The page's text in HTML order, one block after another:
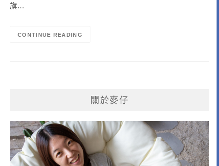
旗…
CONTINUE READING
關於麥仔